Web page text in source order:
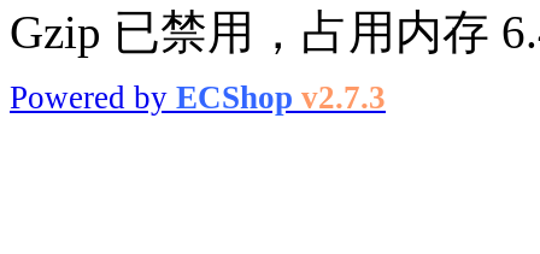
Gzip 已禁用，占用内存
Powered by ECShop v2.7.3